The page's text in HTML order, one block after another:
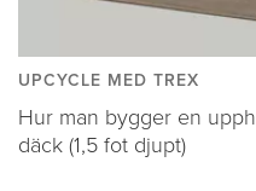
UPCYCLE MED TREX
Hur man bygger en
däck (1,5 fot djupt)